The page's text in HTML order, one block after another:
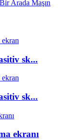
sk...
sk...
ekranı